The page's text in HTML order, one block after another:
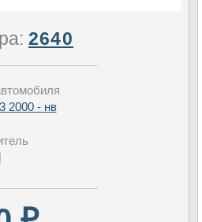
2640
2000 - нв